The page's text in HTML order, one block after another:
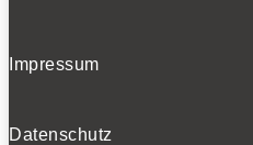
Impressum
Datenschutz